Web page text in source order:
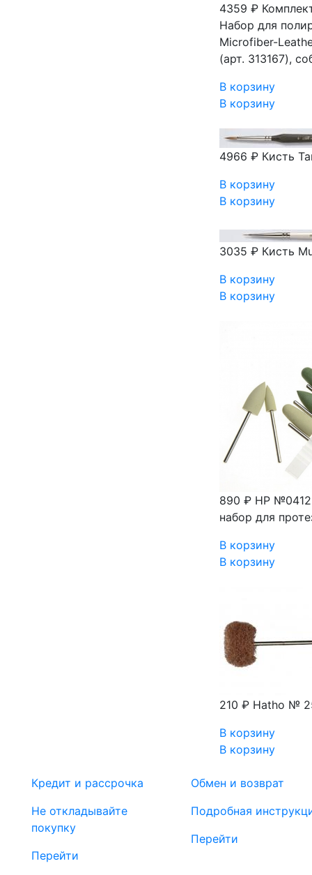
4359 ₽
Набор для
Microfiber-
(арт. 313167),
В корзину
В корзину
4966 ₽ Кисть
В корзину
В корзину
3035 ₽ Кисть
В корзину
В корзину
890 ₽ HP №0412
набор для
В корзину
В корзину
210 ₽ Hatho №
В корзину
В корзину
Кредит и рассрочка
Не откладывайте
покупку
Перейти
Обмен и возврат
Подробная
Перейти